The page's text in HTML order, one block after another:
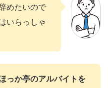
めたいので
いらっしゃ
っか亭のアルバイトを